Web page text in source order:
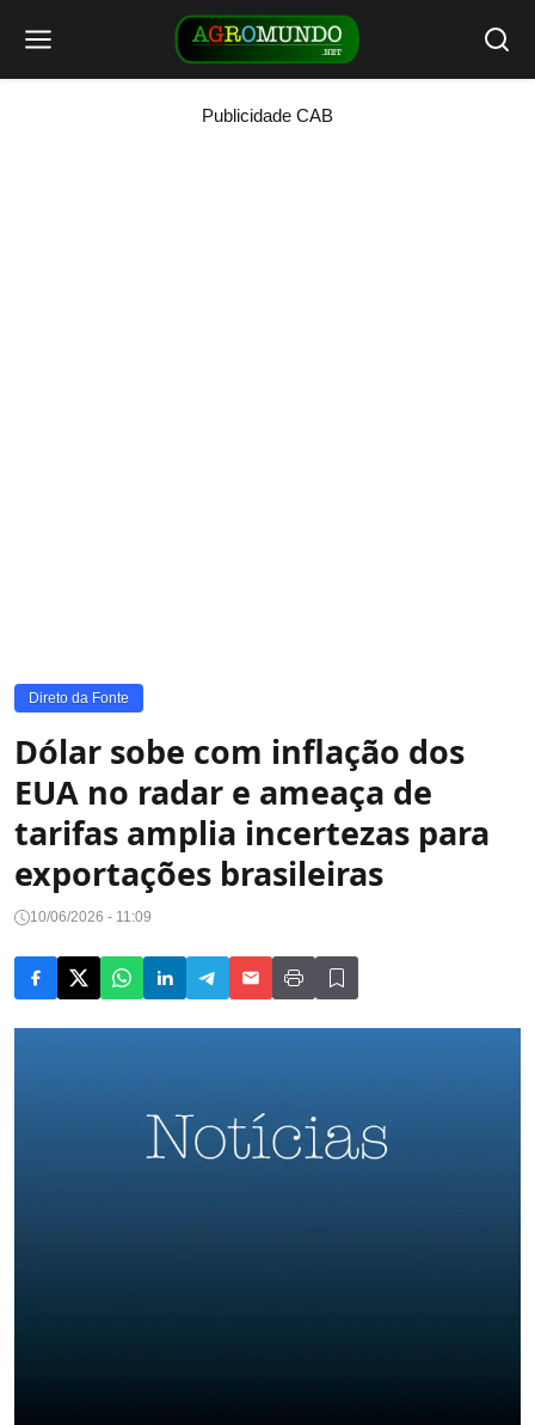
Publicidade CAB
Direto da Fonte
Dólar sobe com inflação dos
EUA no radar e ameaça de
tarifas amplia incertezas para
exportações brasileiras
10/06/2026 - 11:09